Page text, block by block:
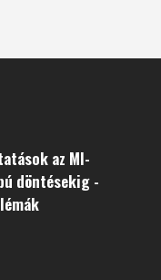
az MI-
döntésekig -